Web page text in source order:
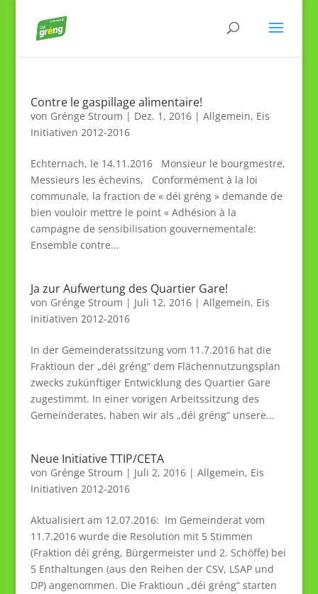
Contre le gaspillage alimentaire!
von Grénge Stroum | Dez. 1, 2016| Allgemein, Eis
Initiativen 2012-2016
Echternach, le 14.11.2016 Monsieur le bourgmestre,
Messieurs les échevins, Conformément à la loi
communale, la fraction de « déi gréng » demande de
bien vouloir mettre le point « Adhésion à la
campagne de sensibilisation gouvernementale:
Ensemble contre...
Ja zur Aufwertung des Quartier Gare!
von Grénge Stroum | Juli 12, 2016| Allgemein, Eis
Initiativen 2012-2016
In der Gemeinderatssitzung vom 11.7.2016 hat die
Fraktioun der „déi gréng“ dem Flächennutzungsplan
zwecks zukünftiger Entwicklung des Quartier Gare
zugestimmt. In einer vorigen Arbeitssitzung des
Gemeinderates, haben wir als „déi gréng“ unsere...
Neue Initiative TTIP/CETA
von Grénge Stroum | Juli 2, 2016| Allgemein, Eis
Initiativen 2012-2016
Aktualisiert am 12.07.2016: Im Gemeinderat vom
11.7.2016 wurde die Resolution mit 5 Stimmen
(Fraktion déi gréng, Bürgermeister und 2. Schöffe) bei
5 Enthaltungen (aus den Reihen der CSV, LSAP und
DP) angenommen. Die Fraktioun „déi gréng“ starten